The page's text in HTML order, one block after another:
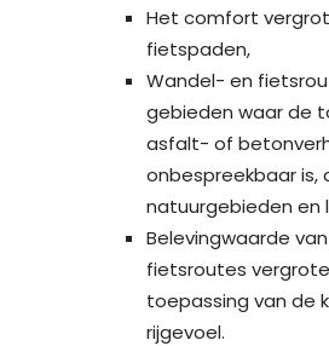
Het comfort
fietspaden,
Wandel- en
gebieden waar de
asfalt- of
onbespreekbaar is,
natuurgebieden en
Belevingwaarde
fietsroutes
toepassing van de
rijgevoel.